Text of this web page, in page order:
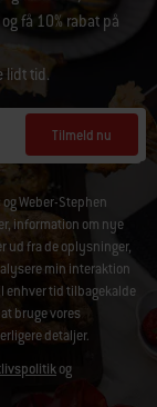
få 10% rabat på
lidt tid.
Tilmeld nu
Weber-Stephen
information om nye
ud fra de oplysninger,
min interaktion
enhver tid tilbagekalde
bruge vores
detaljer.
og